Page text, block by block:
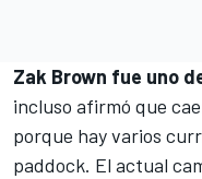
Zak Brown fue uno
incluso afirmó que
porque hay varios
paddock. El actual